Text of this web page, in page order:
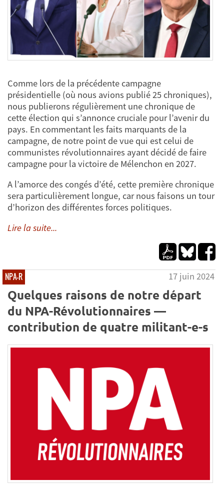
Comme lors de la précédente campagne
présidentielle (où nous avions publié 25 chroniques),
nous publierons régulièrement une chronique de
cette élection qui s’annonce cruciale pour l’avenir du
pays. En commentant les faits marquants de la
campagne, de notre point de vue qui est celui de
communistes révolutionnaires ayant décidé de faire
campagne pour la victoire de Mélenchon en 2027.
A l’amorce des congés d’été, cette première chronique
sera particulièrement longue, car nous faisons un tour
d’horizon des différentes forces politiques.
Lire la suite...
NPA-R 17 juin 2024
Quelques raisons de notre départ
du NPA-Révolutionnaires —
contribution de quatre militant-e-s